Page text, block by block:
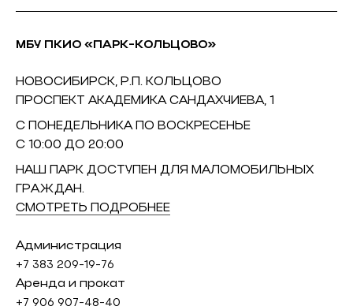
МБУ ПКИО «ПАРК-КОЛЬЦОВО»
НОВОСИБИРСК, Р.П. КОЛЬЦОВО
ПРОСПЕКТ АКАДЕМИКА САНДАХЧИЕВА, 1
С ПОНЕДЕЛЬНИКА ПО ВОСКРЕСЕНЬЕ
С 10:00 ДО 20:00
НАШ ПАРК ДОСТУПЕН ДЛЯ МАЛОМОБИЛЬНЫХ
ГРАЖДАН.
СМОТРЕТЬ ПОДРОБНЕЕ
Администрация
+7 383 209-19-76
Аренда и прокат
+7 906 907-48-40